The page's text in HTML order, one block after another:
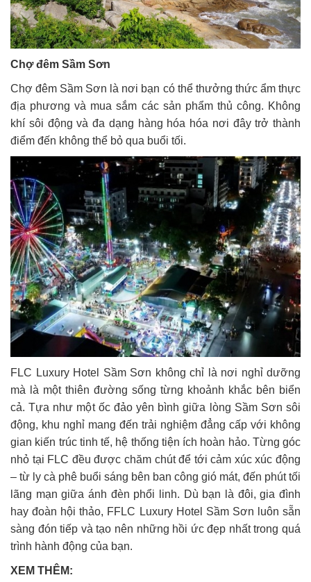
Chợ đêm Sầm Sơn
Chợ đêm Sầm Sơn là nơi bạn có thể thưởng thức ẩm thực
địa phương và mua sắm các sản phẩm thủ công. Không
khí sôi động và đa dạng hàng hóa hóa nơi đây trở thành
điểm đến không thể bỏ qua buổi tối.
FLC Luxury Hotel Sầm Sơn không chỉ là nơi nghỉ dưỡng
mà là một thiên đường sống từng khoảnh khắc bên biển
cả. Tựa như một ốc đảo yên bình giữa lòng Sầm Sơn sôi
động, khu nghỉ mang đến trải nghiệm đẳng cấp với không
gian kiến ​​trúc tinh tế, hệ thống tiện ích hoàn hảo. Từng góc
nhỏ tại FLC đều được chăm chút để tới cảm xúc xúc động
– từ ly cà phê buổi sáng bên ban công gió mát, đến phút tối
lãng mạn giữa ánh đèn phổi linh. Dù bạn là đôi, gia đình
hay đoàn hội thảo, FFLC Luxury Hotel Sầm Sơn luôn sẵn
sàng đón tiếp và tạo nên những hồi ức đẹp nhất trong quá
trình hành động của bạn.
XEM THÊM: